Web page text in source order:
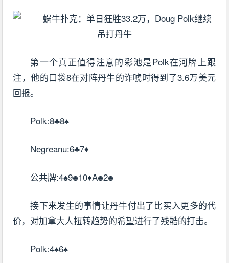
第一个真正值得注意的彩池是Polk在河牌上跟
注，他的口袋8在对阵丹牛的诈唬时得到了3.6万美元
回报。
Polk:8♣8♠
Negreanu:6♣7♦
公共牌:4♠9♣10♦A♣2♣
接下来发生的事情让丹牛付出了比买入更多的代
价，对加拿大人扭转趋势的希望进行了残酷的打击。
Polk:4♠6♠